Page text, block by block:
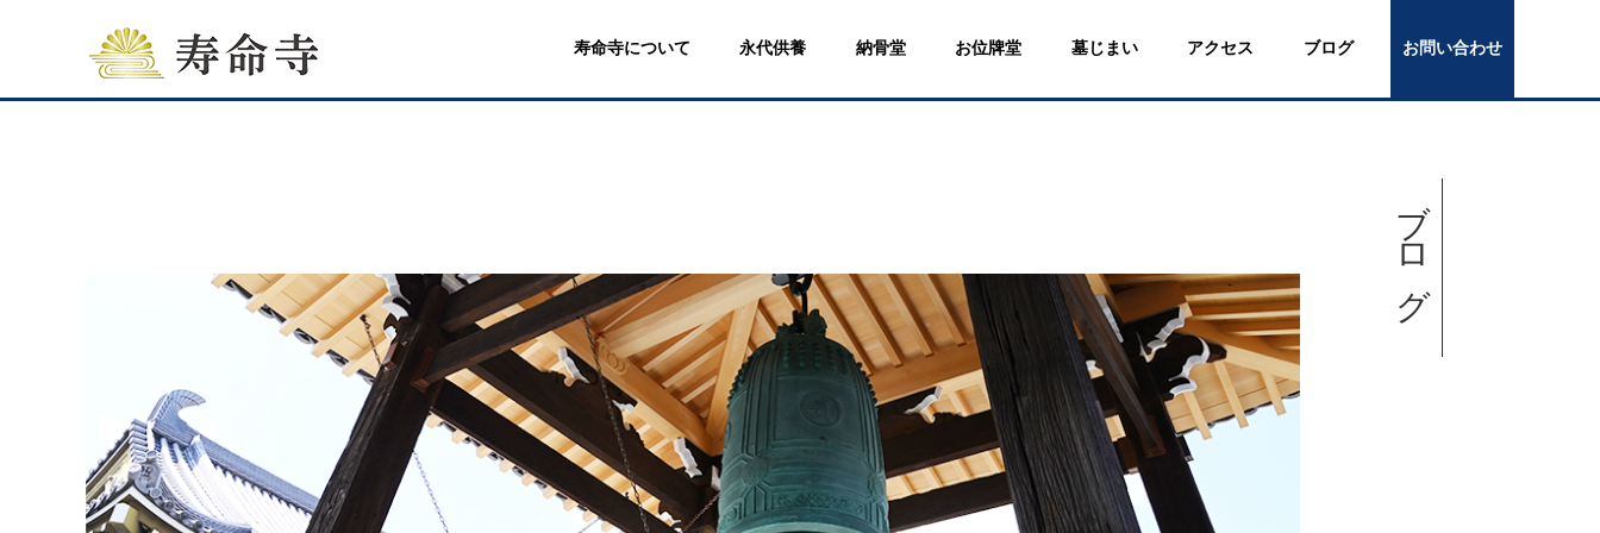
寿命寺について 永代供養 納骨堂 お位牌堂 墓じまい アクセス ブログ お問い合わせ
ブログ